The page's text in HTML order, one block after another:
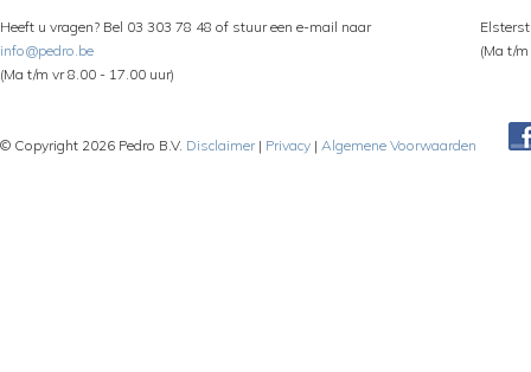
Heeft u vragen? Bel 03 303 78 48 of stuur een e-mail naar
info@pedro.be
(Ma t/m vr 8.00 - 17.00 uur)
(Ma t/
© Copyright 2026 Pedro B.V. Disclaimer| Privacy | Algemene Voorwaarden